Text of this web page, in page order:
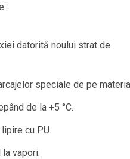
datorită noului strat de
speciale de pe
de la +5 °C.
cu PU.
vapori.